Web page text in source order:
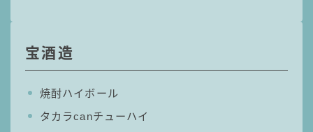
宝酒造
焼酎ハイボール
タカラcanチューハイ